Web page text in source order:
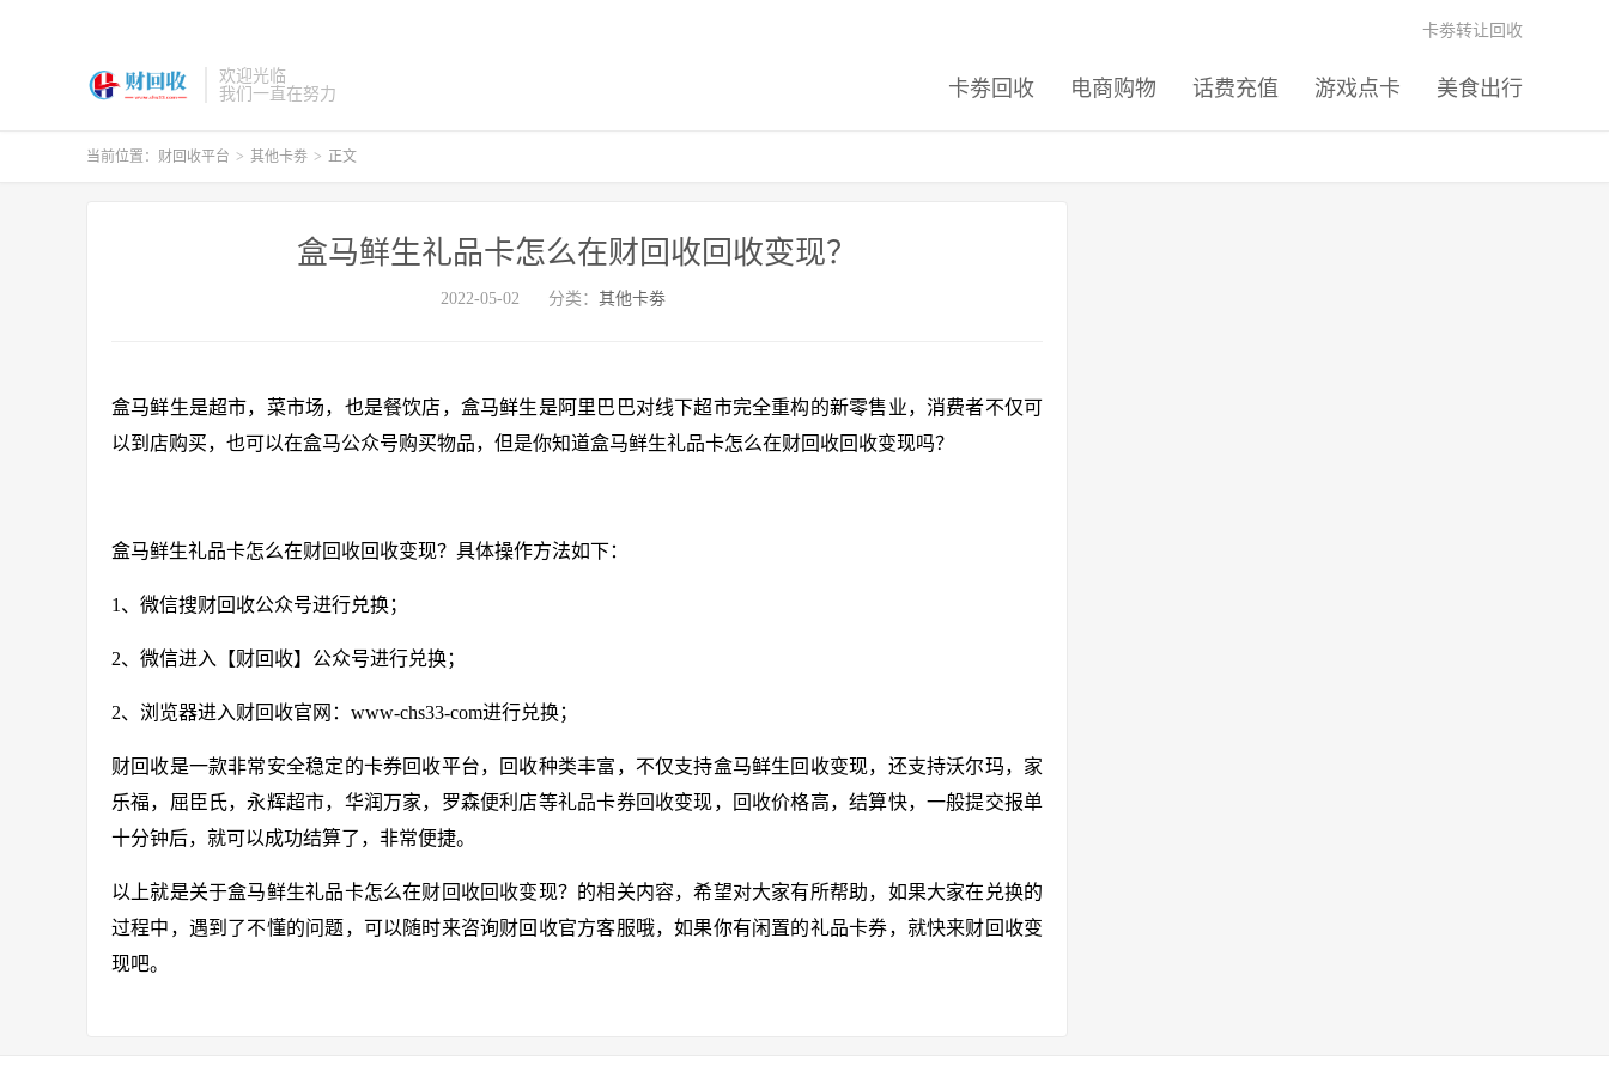
欢迎光临
我们一直在努力
卡劵回收 电商购物 话费充值 游戏点卡 美食出行
卡劵转让回收
当前位置： 财回收平台 > 其他卡劵 > 正文
盒马鲜生礼品卡怎么在财回收回收变现？
2022-05-02 分类： 其他卡劵
盒马鲜生是超市，菜市场，也是餐饮店，盒马鲜生是阿里巴巴对线下超市完全重构的新零售业，消费者不仅可
以到店购买，也可以在盒马公众号购买物品，但是你知道盒马鲜生礼品卡怎么在财回收回收变现吗？
盒马鲜生礼品卡怎么在财回收回收变现？具体操作方法如下：
1、微信搜财回收公众号进行兑换；
2、微信进入【财回收】公众号进行兑换；
2、浏览器进入财回收官网： www-chs33-com进行兑换；
财回收是一款非常安全稳定的卡券回收平台，回收种类丰富，不仅支持盒马鲜生回收变现，还支持沃尔玛，家
乐福，屈臣氏，永辉超市，华润万家，罗森便利店等礼品卡券回收变现，回收价格高，结算快，一般提交报单
十分钟后，就可以成功结算了，非常便捷。
以上就是关于盒马鲜生礼品卡怎么在财回收回收变现？的相关内容，希望对大家有所帮助，如果大家在兑换的
过程中，遇到了不懂的问题，可以随时来咨询财回收官方客服哦，如果你有闲置的礼品卡券，就快来财回收变
现吧。